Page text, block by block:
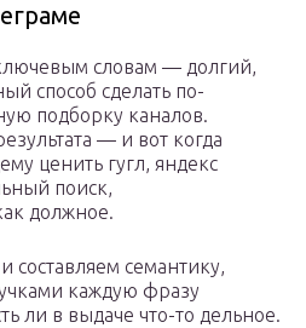
словам — долгий,
способ сделать по-
подборку каналов.
— и вот когда
ценить гугл, яндекс
поиск,
должное.
составляем семантику,
каждую фразу
ли в выдаче что-то дельное.